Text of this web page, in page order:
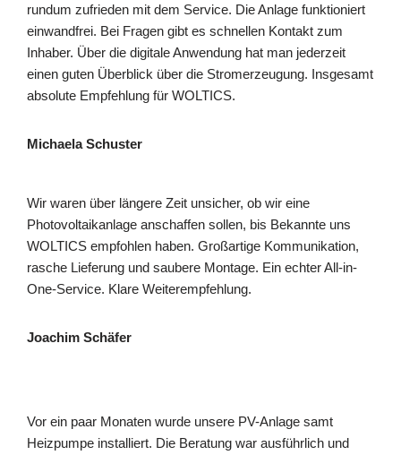
rundum zufrieden mit dem Service. Die Anlage funktioniert
einwandfrei. Bei Fragen gibt es schnellen Kontakt zum
Inhaber. Über die digitale Anwendung hat man jederzeit
einen guten Überblick über die Stromerzeugung. Insgesamt
absolute Empfehlung für WOLTICS.
Michaela Schuster
Wir waren über längere Zeit unsicher, ob wir eine
Photovoltaikanlage anschaffen sollen, bis Bekannte uns
WOLTICS empfohlen haben. Großartige Kommunikation,
rasche Lieferung und saubere Montage. Ein echter All-in-
One-Service. Klare Weiterempfehlung.
Joachim Schäfer
Vor ein paar Monaten wurde unsere PV-Anlage samt
Heizpumpe installiert. Die Beratung war ausführlich und